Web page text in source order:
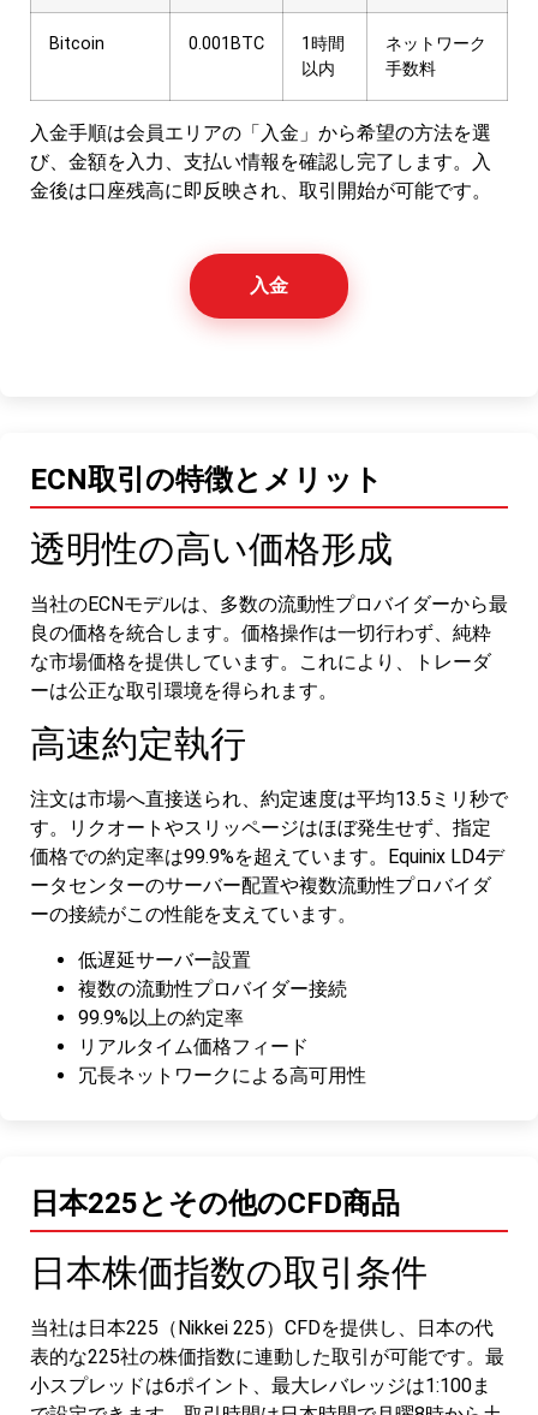
Bitcoin 0.001BTC
1時間
以内
ネットワーク
手数料
入金手順は会員エリアの「入金」から希望の方法を選
び、金額を入力、支払い情報を確認し完了します。入
金後は口座残高に即反映され、取引開始が可能です。
入金
ECN取引の特徴とメリット
透明性の高い価格形成
当社のECNモデルは、多数の流動性プロバイダーから最
良の価格を統合します。価格操作は一切行わず、純粋
な市場価格を提供しています。これにより、トレーダ
ーは公正な取引環境を得られます。
高速約定執行
注文は市場へ直接送られ、約定速度は平均13.5ミリ秒で
す。リクオートやスリッページはほぼ発生せず、指定
価格での約定率は99.9%を超えています。Equinix LD4デ
ータセンターのサーバー配置や複数流動性プロバイダ
ーの接続がこの性能を支えています。
低遅延サーバー設置
複数の流動性プロバイダー接続
99.9%以上の約定率
リアルタイム価格フィード
冗長ネットワークによる高可用性
日本225とその他のCFD商品
日本株価指数の取引条件
当社は日本225（Nikkei 225）CFDを提供し、日本の代
表的な225社の株価指数に連動した取引が可能です。最
小スプレッドは6ポイント、最大レバレッジは1:100ま